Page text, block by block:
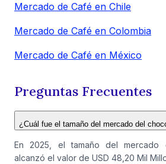
Mercado de Café en Chile
Mercado de Café en Colombia
Mercado de Café en México
Preguntas Frecuentes
¿Cuál fue el tamaño del mercado del
En 2025, el tamaño del mercado
alcanzó el valor de USD 48,20 Mil